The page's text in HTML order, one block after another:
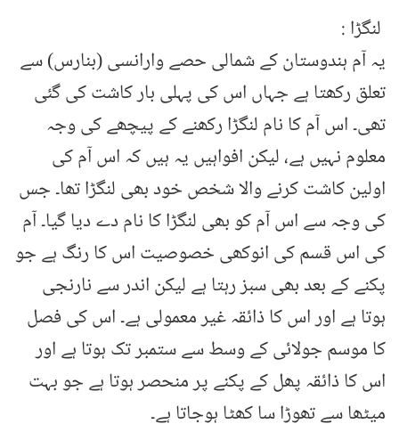
لنگڑا :
یہ آم ہندوستان کے شمالی حصے وارانسی (بنارس) سے
تعلق رکھتا ہے جہاں اس کی پہلی بار کاشت کی گئی
تھی۔ اس آم کا نام لنگڑا رکھنے کے پیچھے کی وجہ
معلوم نہیں ہے، لیکن افواہیں یہ ہیں کہ اس آم کی
اولین کاشت کرنے والا شخص خود بھی لنگڑا تھا۔ جس
کی وجہ سے اس آم کو بھی لنگڑا کا نام دے دیا گیا۔ آم
کی اس قسم کی انوکھی خصوصیت اس کا رنگ ہے جو
پکنے کے بعد بھی سبز رہتا ہے لیکن اندر سے نارنجی
ہوتا ہے اور اس کا ذائقہ غیر معمولی ہے۔ اس کی فصل
کا موسم جولائی کے وسط سے ستمبر تک ہوتا ہے اور
اس کا ذائقہ پھل کے پکنے پر منحصر ہوتا ہے جو بہت
میٹھا سے تھوڑا سا کھٹا ہوجاتا ہے۔